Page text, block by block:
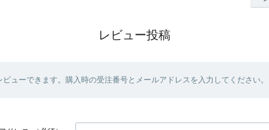
レビュー投稿
ューできます。購入時の受注番号とメールアドレスを入力してください。